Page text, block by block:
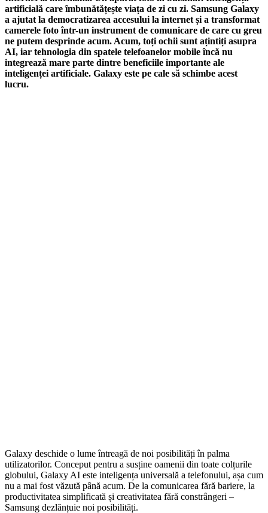
artificială care îmbunătățește viața de zi cu zi. Samsung Galaxy
a ajutat la democratizarea accesului la internet și a transformat
camerele foto într-un instrument de comunicare de care cu greu
ne putem desprinde acum. Acum, toți ochii sunt ațintiți asupra
AI, iar tehnologia din spatele telefoanelor mobile încă nu
integrează mare parte dintre beneficiile importante ale
inteligenței artificiale. Galaxy este pe cale să schimbe acest
lucru.
Galaxy deschide o lume întreagă de noi posibilități în palma
utilizatorilor. Conceput pentru a susține oamenii din toate colțurile
globului, Galaxy AI este inteligența universală a telefonului, așa cum
nu a mai fost văzută până acum. De la comunicarea fără bariere, la
productivitatea simplificată și creativitatea fără constrângeri –
Samsung dezlănțuie noi posibilități.